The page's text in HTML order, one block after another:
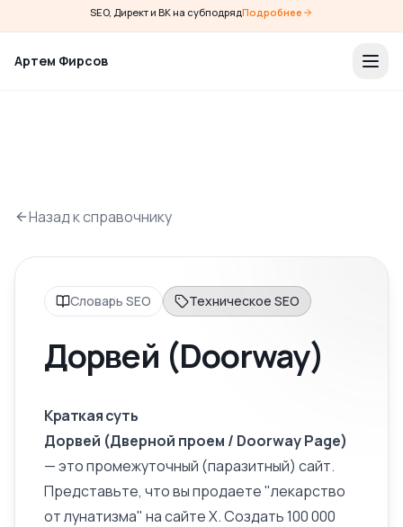
SEO, Директ и ВК на субподрядПодробнее
Артем Фирсов
Назад к справочнику
Словарь SEO Техническое SEO
Дорвей (Doorway)
Краткая суть
Дорвей (Дверной проем / Doorway Page)
— это промежуточный (паразитный) сайт.
Представьте, что вы продаете "лекарство
от лунатизма" на сайте X. Создать 100 000